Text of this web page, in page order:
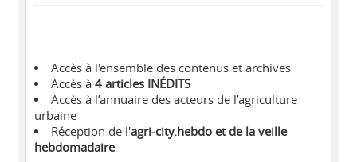
Accès à l'ensemble des contenus et archives
Accès à 4 articles INÉDITS
Accès à l’annuaire des acteurs de l’agriculture
urbaine
Réception de l'agri-city.hebdo et de la veille
hebdomadaire